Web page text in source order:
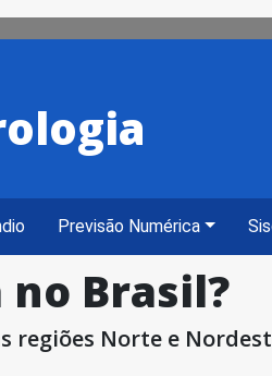
Previsão Numérica
Brasil?
regiões Norte e